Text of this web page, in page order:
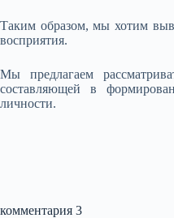
Таким образом, мы хотим
восприятия.
Мы предлагаем
составляющей в
личности.
комментария 3